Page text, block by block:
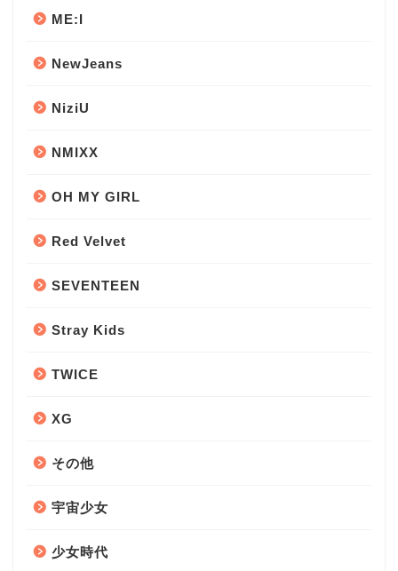
ME:I
NewJeans
NiziU
NMIXX
OH MY GIRL
Red Velvet
SEVENTEEN
Stray Kids
TWICE
XG
その他
宇宙少女
少女時代